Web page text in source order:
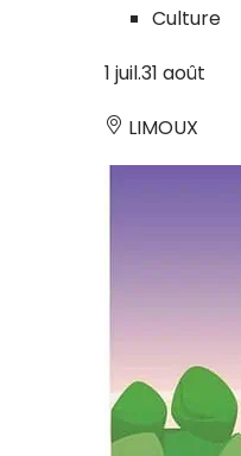
Culture
1 juil.31 août
LIMOUX